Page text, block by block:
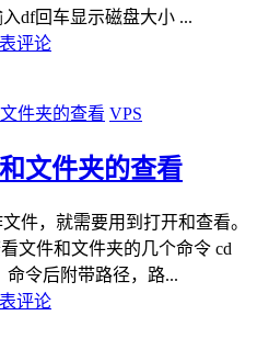
df回车显示磁盘大小 ...
评论
VPS
文件夹的查看
件，就需要用到打开和查看。
文件和文件夹的几个命令 cd
令后附带路径，路...
评论